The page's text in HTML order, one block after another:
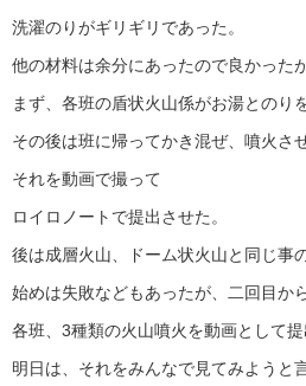
洗濯のりがギリギリであった。
他の材料は余分にあったので良かった
まず、各班の盾状火山係がお湯とのり
その後は班に帰ってかき混ぜ、噴火させ
それを動画で撮って
ロイロノートで提出させた。
後は成層火山、ドーム状火山と同じ事
始めは失敗などもあったが、二回目か
各班、3種類の火山噴火を動画として提
明日は、それをみんなで見てみようと